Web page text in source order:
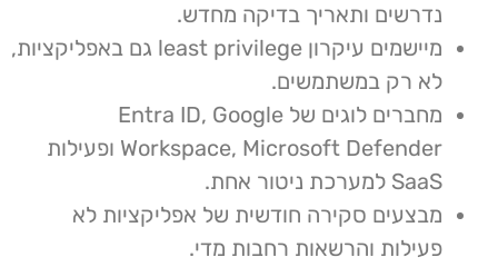
נדרשים ותאריך בדיקה מחדש.
מיישמים עיקרון least privilege גם באפליקציות,
לא רק במשתמשים.
מחברים לוגים של Entra ID, Google
Workspace, Microsoft Defender ופעילות
SaaS למערכת ניטור אחת.
מבצעים סקירה חודשית של אפליקציות לא
פעילות והרשאות רחבות מדי.